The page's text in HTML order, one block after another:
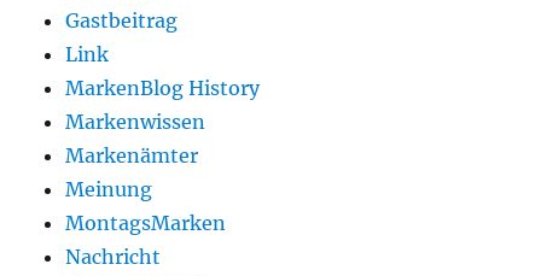
Gastbeitrag
Link
MarkenBlog History
Markenwissen
Markenämter
Meinung
MontagsMarken
Nachricht